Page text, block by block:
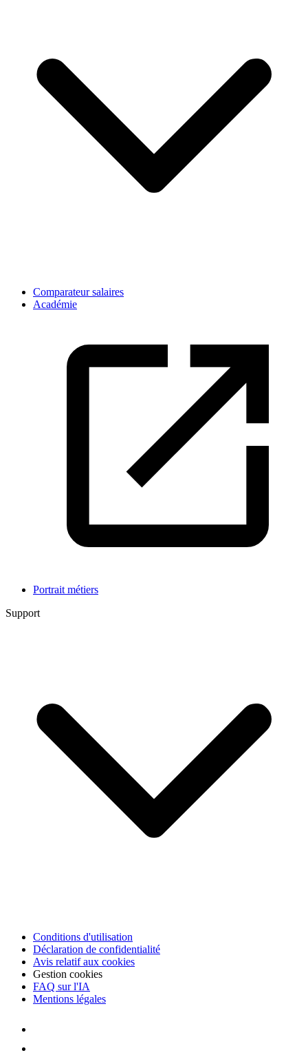
Comparateur salaires
Académie
Portrait métiers
Support
Conditions d'utilisation
Déclaration de confidentialité
Avis relatif aux cookies
Gestion cookies
FAQ sur l'IA
Mentions légales